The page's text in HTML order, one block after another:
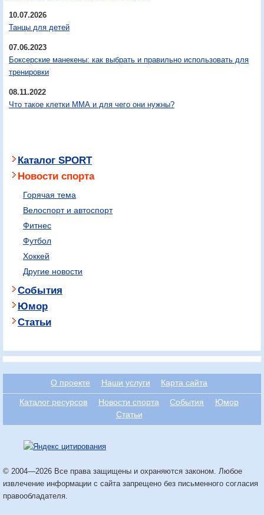
10.07.2026
Танцы для детей
07.06.2023
Боксерские манекены: как выбрать и правильно использовать для
тренировки
08.11.2022
Что такое клетки ММА и для чего они нужны?
Каталог SPORT
Новости спорта
Горячая тема
Велоспорт и автоспорт
Фитнес
Футбол
Хоккей
Другие новости
События
Юмор
Статьи
О проекте Наши услуги Карта сайта
Каталог ресурсов Новости спорта События
Юмор
Статьи
© 2004—2026 Все права защищены и охраняются законом. Любое
извлечение информации с сайта запрещено без письменного согласия
правообладателя.